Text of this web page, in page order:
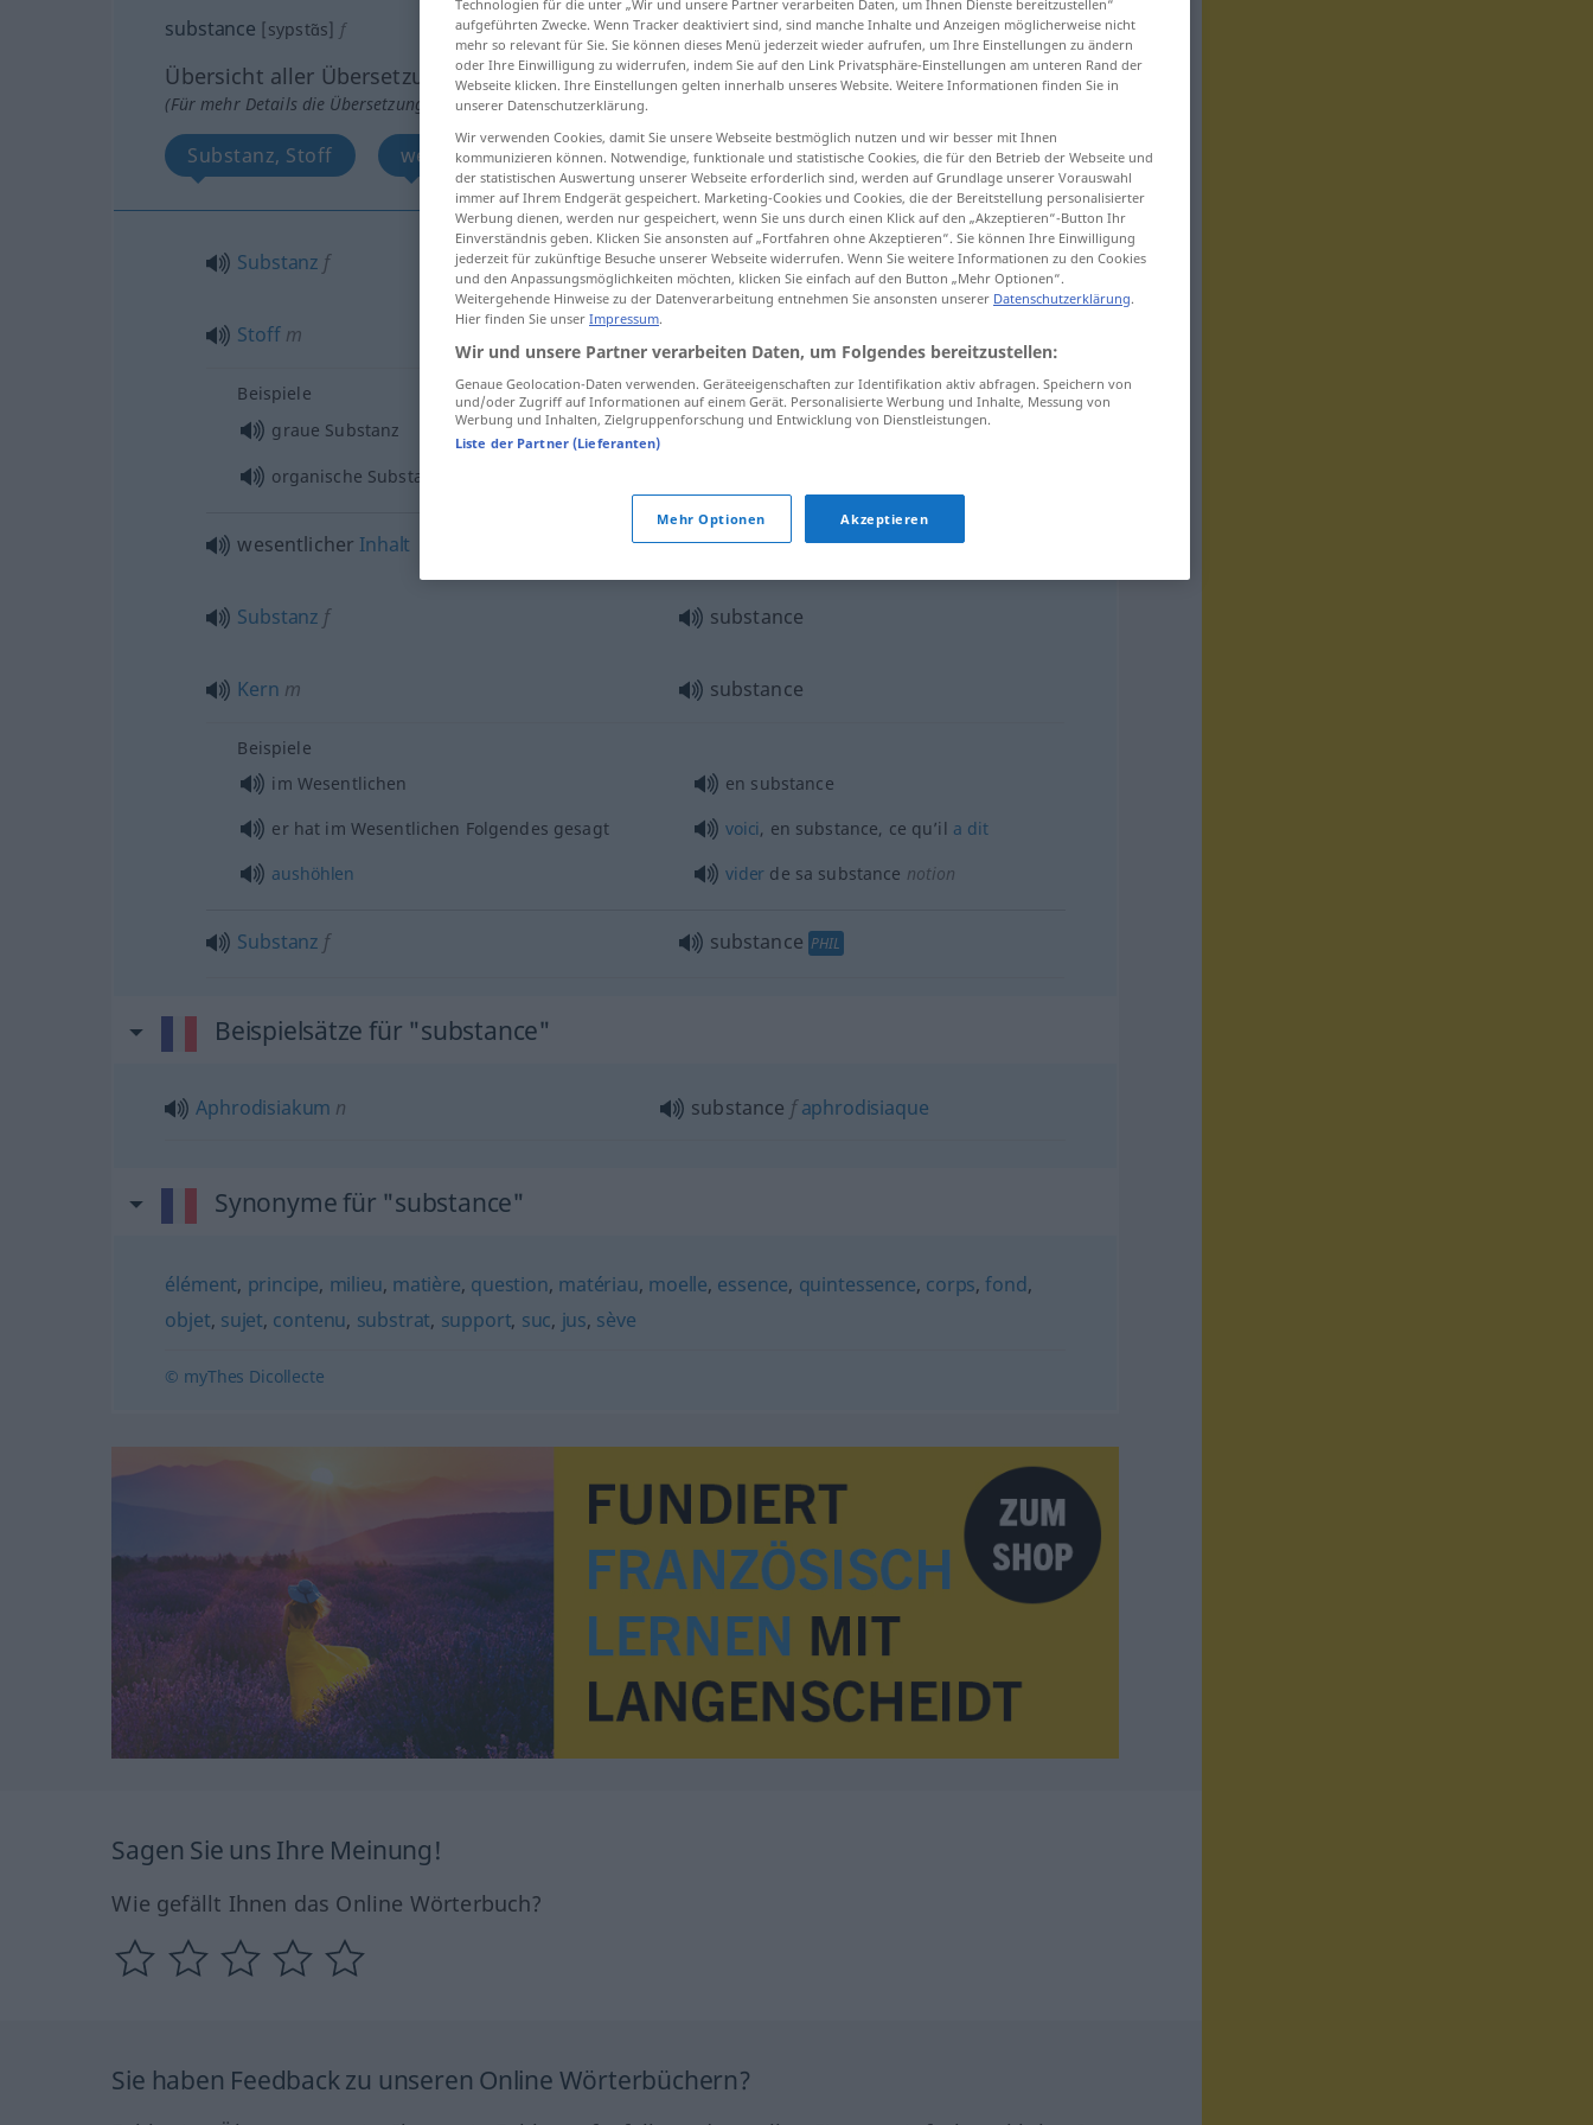
substance [sypstɑ̃s] f
Übersicht aller Übersetzungen
(Für mehr Details die Übersetzung anklicken/antippen)
Substanz, Stoff wesentlicher Inhalt, Substanz, Kern Substanz
Substanz f substance(≈ matière)
Stoffm
Beispiele
graue Substanz
substance grise ANAT
organische Substanz
wesentlicher Inhalt substance d’un livre, discours
Substanz f substance
Kern m substance
Beispiele
im Wesentlichen
en substance
er hat im Wesentlichen Folgendes gesagt
voici, en substance, ce qu’il a dit
aushöhlen
vider de sa substance notion
Substanz f substance PHIL
Beispielsätze für "substance"
Aphrodisiakum n substance faphrodisiaque
Synonyme für "substance"
élément, principe, milieu, matière, question, matériau, moelle, essence, quintessence, corps,fond,
objet, sujet, contenu, substrat, support, suc, jus, sève
© myThes Dicollecte
Sagen Sie uns Ihre Meinung!
Wie gefällt Ihnen das Online Wörterbuch?
Sie haben Feedback zu unseren Online Wörterbüchern?
Technologien für die unter „Wir und unsere Partner verarbeiten Daten, um Ihnen Dienste bereitzustellen“
aufgeführten Zwecke. Wenn Tracker deaktiviert sind, sind manche Inhalte und Anzeigen möglicherweise nicht
mehr so relevant für Sie. Sie können dieses Menü jederzeit wieder aufrufen, um Ihre Einstellungen zu ändern
oder Ihre Einwilligung zu widerrufen, indem Sie auf den Link Privatsphäre-Einstellungen am unteren Rand der
Webseite klicken. Ihre Einstellungen gelten innerhalb unseres Website. Weitere Informationen finden Sie in
unserer Datenschutzerklärung.
Wir verwenden Cookies, damit Sie unsere Webseite bestmöglich nutzen und wir besser mit Ihnen
kommunizieren können. Notwendige, funktionale und statistische Cookies, die für den Betrieb der Webseite und
der statistischen Auswertung unserer Webseite erforderlich sind, werden auf Grundlage unserer Vorauswahl
immer auf Ihrem Endgerät gespeichert. Marketing-Cookies und Cookies, die der Bereitstellung personalisierter
Werbung dienen, werden nur gespeichert, wenn Sie uns durch einen Klick auf den „Akzeptieren“-Button Ihr
Einverständnis geben. Klicken Sie ansonsten auf „Fortfahren ohne Akzeptieren“. Sie können Ihre Einwilligung
jederzeit für zukünftige Besuche unserer Webseite widerrufen. Wenn Sie weitere Informationen zu den Cookies
und den Anpassungsmöglichkeiten möchten, klicken Sie einfach auf den Button „Mehr Optionen“.
Weitergehende Hinweise zu der Datenverarbeitung entnehmen Sie ansonsten unserer Datenschutzerklärung.
Hier finden Sie unser Impressum.
Wir und unsere Partner verarbeiten Daten, um Folgendes bereitzustellen:
Genaue Geolocation-Daten verwenden. Geräteeigenschaften zur Identifikation aktiv abfragen. Speichern von
und/oder Zugriff auf Informationen auf einem Gerät. Personalisierte Werbung und Inhalte, Messung von
Werbung und Inhalten, Zielgruppenforschung und Entwicklung von Dienstleistungen.
Liste der Partner (Lieferanten)
Mehr Optionen Akzeptieren